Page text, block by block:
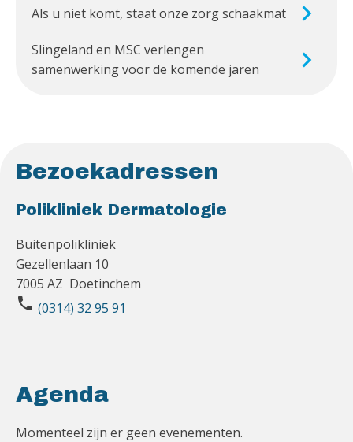
Als u niet komt, staat onze zorg schaakmat
Slingeland en MSC verlengen
samenwerking voor de komende jaren
Bezoekadressen
Polikliniek Dermatologie
Buitenpolikliniek
Gezellenlaan 10
7005 AZ Doetinchem
phone (0314) 32 95 91
Agenda
Momenteel zijn er geen evenementen.